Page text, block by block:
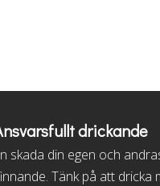
drickande
skada din egen och
Tänk på att dricka